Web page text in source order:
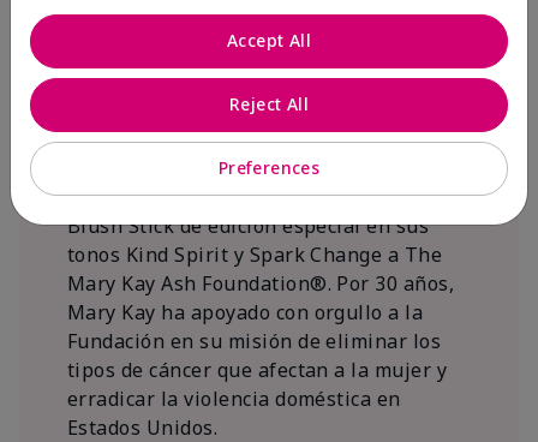
Juntas hacemos la diferencia.
Únete al programa global El rosa cambia
vidas® de Mary Kay y ayuda a cambiar la
vida de mujeres y sus familias en todo el
mundo. En Estados Unidos, del 26 de abril
al 15 de noviembre de 2026, Mary Kay Inc.
donará $1 de cada venta del Mary Kay®
Blush Stick de edición especial en sus
tonos Kind Spirit y Spark Change a The
Mary Kay Ash Foundation®. Por 30 años,
Mary Kay ha apoyado con orgullo a la
Fundación en su misión de eliminar los
tipos de cáncer que afectan a la mujer y
erradicar la violencia doméstica en
Estados Unidos.
Preferences
Reject All
Accept All